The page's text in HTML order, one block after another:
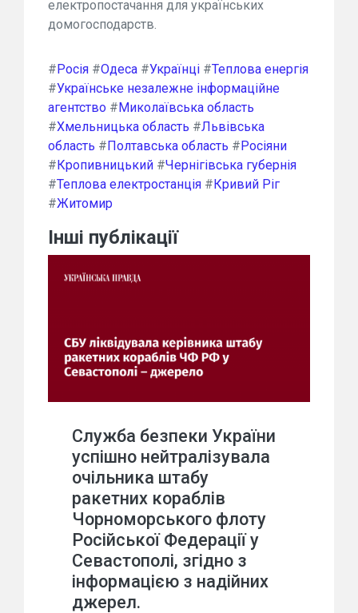
електропостачання для українських
домогосподарств.
#Росія #Одеса #Українці #Теплова енергія
#Українське незалежне інформаційне
агентство #Миколаївська область
#Хмельницька область #Львівська
область #Полтавська область #Росіяни
#Кропивницький #Чернігівська губернія
#Теплова електростанція #Кривий Ріг
#Житомир
Інші публікації
Служба безпеки України
успішно нейтралізувала
очільника штабу
ракетних кораблів
Чорноморського флоту
Російської Федерації у
Севастополі, згідно з
інформацією з надійних
джерел.